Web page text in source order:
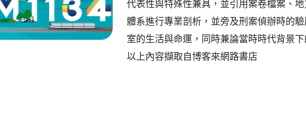
代表性與特殊性兼具，並引用案卷檔案、
體系進行專業剖析，並旁及刑案偵辦時的
室的生活與命運，同時兼論當時時代背景
以上內容擷取自博客來網路書店